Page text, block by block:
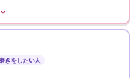
きをしたい人